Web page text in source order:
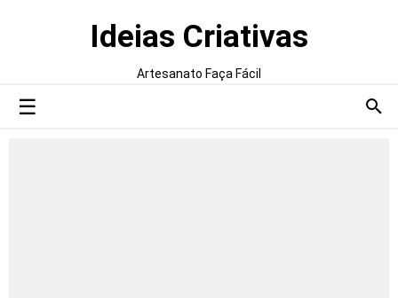
Ideias Criativas
Artesanato Faça Fácil